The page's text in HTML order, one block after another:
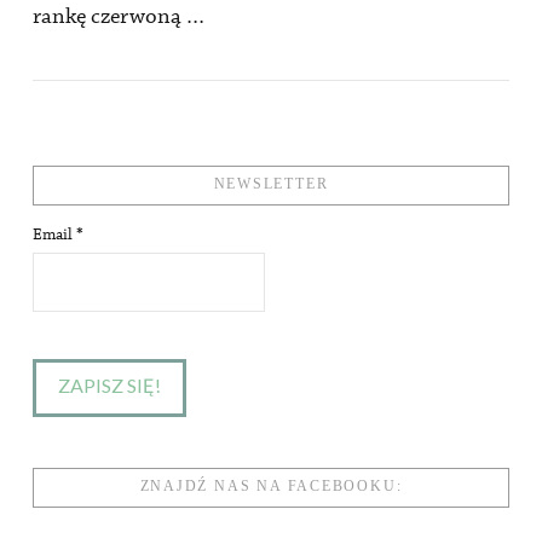
rankę czerwoną …
NEWSLETTER
Email*
ZNAJDŹ NAS NA FACEBOOKU: